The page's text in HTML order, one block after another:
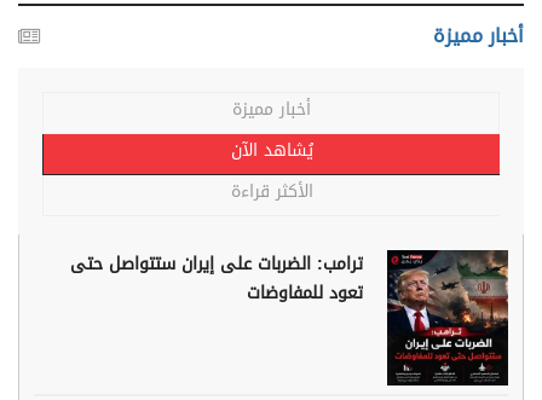
أخبار مميزة
أخبار مميزة
يُشاهد الآن
الأكثر قراءة
ترامب: الضربات على إيران ستتواصل حتى
تعود للمفاوضات